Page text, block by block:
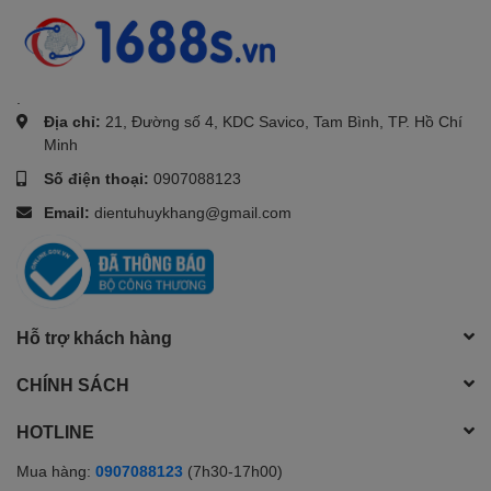
Địa chỉ: 21, Đường số 4, KDC Savico, Tam Bình, TP. Hồ Chí
Minh
Số điện thoại: 0907088123
Email: dientuhuykhang@gmail.com
Hỗ trợ khách hàng
CHÍNH SÁCH
HOTLINE
Mua hàng: 0907088123 (7h30-17h00)